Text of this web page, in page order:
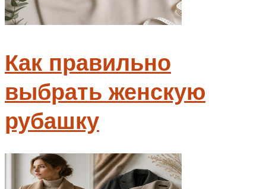
Как правильно
выбрать женскую
рубашку